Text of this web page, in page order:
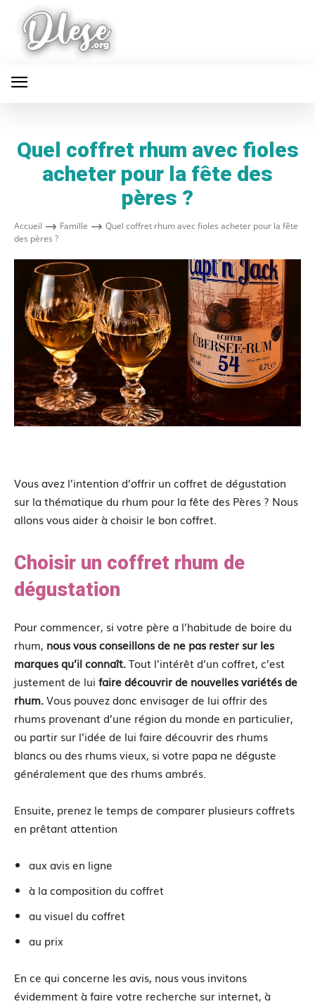
Quel coffret rhum avec fioles
acheter pour la fête des
pères ?
Accueil Famille
Quel coffret rhum avec fioles acheter pour la fête
des pères ?
Vous avez l’intention d’offrir un coffret de dégustation
sur la thématique du rhum pour la fête des Pères ? Nous
allons vous aider à choisir le bon coffret.
Choisir un coffret rhum de
dégustation
Pour commencer, si votre père a l’habitude de boire du
rhum, nous vous conseillons de ne pas rester sur les
marques qu’il connaît.Tout l’intérêt d’un coffret, c’est
justement de lui faire découvrir de nouvelles variétés de
rhum.Vous pouvez donc envisager de lui offrir des
rhums provenant d’une région du monde en particulier,
ou partir sur l’idée de lui faire découvrir des rhums
blancs ou des rhums vieux, si votre papa ne déguste
généralement que des rhums ambrés.
Ensuite, prenez le temps de comparer plusieurs coffrets
en prêtant attention
aux avis en ligne
à la composition du coffret
au visuel du coffret
au prix
En ce qui concerne les avis, nous vous invitons
évidemment à faire votre recherche sur internet, à